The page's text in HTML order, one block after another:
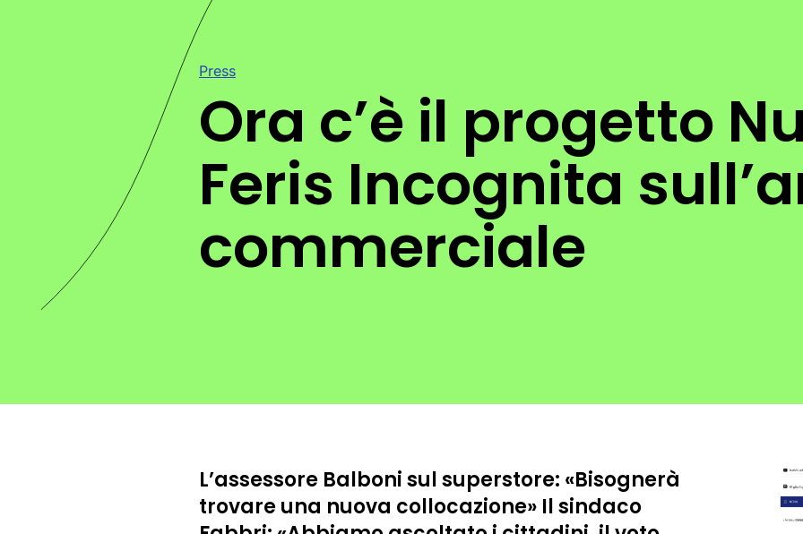
Press
Ora c’è il progetto
Feris Incognita
commerciale
L’assessore Balboni sul superstore: «Bisognerà
trovare una nuova collocazione» Il sindaco